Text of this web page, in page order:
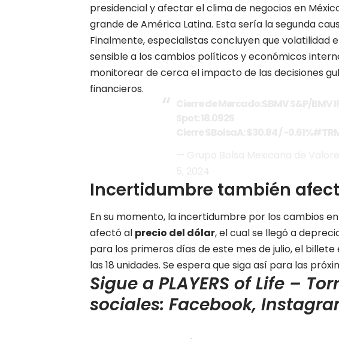
presidencial y afectar el clima de negocios en
grande de América Latina. Esta sería la segunda
Finalmente, especialistas concluyen que volatilidad
sensible a los cambios políticos y económicos
monitorear de cerca el impacto de las decisiones
financieros.
Incertidumbre también
En su momento, la incertidumbre por los cambios
afectó al precio del dólar, el cual se llegó a
para los primeros días de este mes de julio, el
las 18 unidades. Se espera que siga así para las
Sigue a PLAYERS of Life –
sociales: Facebook,